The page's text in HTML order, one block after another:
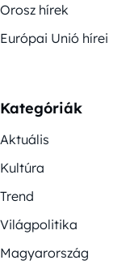
Orosz hírek
Európai Unió hírei
Kategóriák
Aktuális
Kultúra
Trend
Világpolitika
Magyarország